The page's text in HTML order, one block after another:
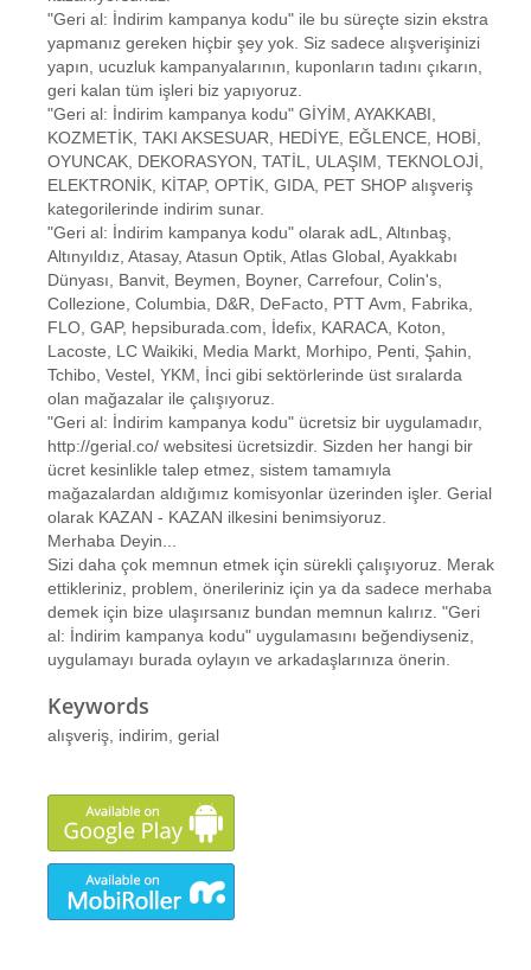
"Geri al: İndirim kampanya kodu" ile bu süreçte sizin ekstra
yapmanız gereken hiçbir şey yok. Siz sadece alışverişinizi
yapın, ucuzluk kampanyalarının, kuponların tadını çıkarın,
geri kalan tüm işleri biz yapıyoruz.
"Geri al: İndirim kampanya kodu" GİYİM, AYAKKABI,
KOZMETİK, TAKI AKSESUAR, HEDİYE, EĞLENCE, HOBİ,
OYUNCAK, DEKORASYON, TATİL, ULAŞIM, TEKNOLOJİ,
ELEKTRONİK, KİTAP, OPTİK, GIDA, PET SHOP alışveriş
kategorilerinde indirim sunar.
"Geri al: İndirim kampanya kodu" olarak adL, Altınbaş,
Altınyıldız, Atasay, Atasun Optik, Atlas Global, Ayakkabı
Dünyası, Banvit, Beymen, Boyner, Carrefour, Colin's,
Collezione, Columbia, D&R, DeFacto, PTT Avm, Fabrika,
FLO, GAP, hepsiburada.com, İdefix, KARACA, Koton,
Lacoste, LC Waikiki, Media Markt, Morhipo, Penti, Şahin,
Tchibo, Vestel, YKM, İnci gibi sektörlerinde üst sıralarda
olan mağazalar ile çalışıyoruz.
"Geri al: İndirim kampanya kodu" ücretsiz bir uygulamadır,
http://gerial.co/ websitesi ücretsizdir. Sizden her hangi bir
ücret kesinlikle talep etmez, sistem tamamıyla
mağazalardan aldığımız komisyonlar üzerinden işler. Gerial
olarak KAZAN - KAZAN ilkesini benimsiyoruz.
Merhaba Deyin...
Sizi daha çok memnun etmek için sürekli çalışıyoruz. Merak
ettikleriniz, problem, önerileriniz için ya da sadece merhaba
demek için bize ulaşırsanız bundan memnun kalırız. "Geri
al: İndirim kampanya kodu" uygulamasını beğendiyseniz,
uygulamayı burada oylayın ve arkadaşlarınıza önerin.
Keywords
alışveriş, indirim, gerial